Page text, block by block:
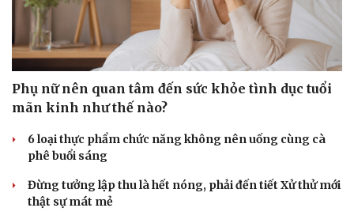
Phụ nữ nên quan tâm đến sức khỏe tình dục tuổi
mãn kinh như thế nào?
6 loại thực phẩm chức năng không nên uống cùng cà
phê buổi sáng
Đừng tưởng lập thu là hết nóng, phải đến tiết Xử thử mới
thật sự mát mẻ